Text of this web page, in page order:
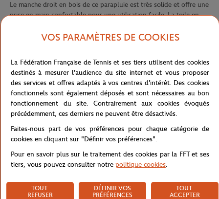
Le manche droit en bois de ce parapluie est très solide et offre une
prise en main confortable pour une utilisation facile. La toile en
contre les intempéries. Avec un poids de seulement 360 grammes,
Le parapluie Roland-Garros dispose d'un diamètre à l'ouverture de
102 cm, offrant une large couverture pour protéger efficacement
contre la pluie et le vent. Avec son système anti-vent, il est conçu
pour résister aux vents les plus forts, garantissant ainsi une
utilisation en toute sécurité.
Ce parapluie est également équipé d'une attache bouton pression
pour maintenir la toile en place lorsqu'elle est repliée, ainsi que
d'un étui de protection pour le ranger en toute sécurité lorsqu'il
Une version grand modèle est également disponible.
VOS PARAMÈTRES DE COOKIES
La Fédération Française de Tennis et ses tiers utilisent des cookies
destinés à mesurer l'audience du site internet et vous proposer
des services et offres adaptés à vos centres d'intérêt. Des cookies
fonctionnels sont également déposés et sont nécessaires au bon
fonctionnement du site. Contrairement aux cookies évoqués
précédemment, ces derniers ne peuvent être désactivés.
Faites-nous part de vos préférences pour chaque catégorie de
cookies en cliquant sur "Définir vos préférences".
Pour en savoir plus sur le traitement des cookies par la FFT et ses
tiers, vous pouvez consulter notre politique cookies.
TOUT
REFUSER
DÉFINIR VOS
PRÉFÉRENCES
TOUT
ACCEPTER